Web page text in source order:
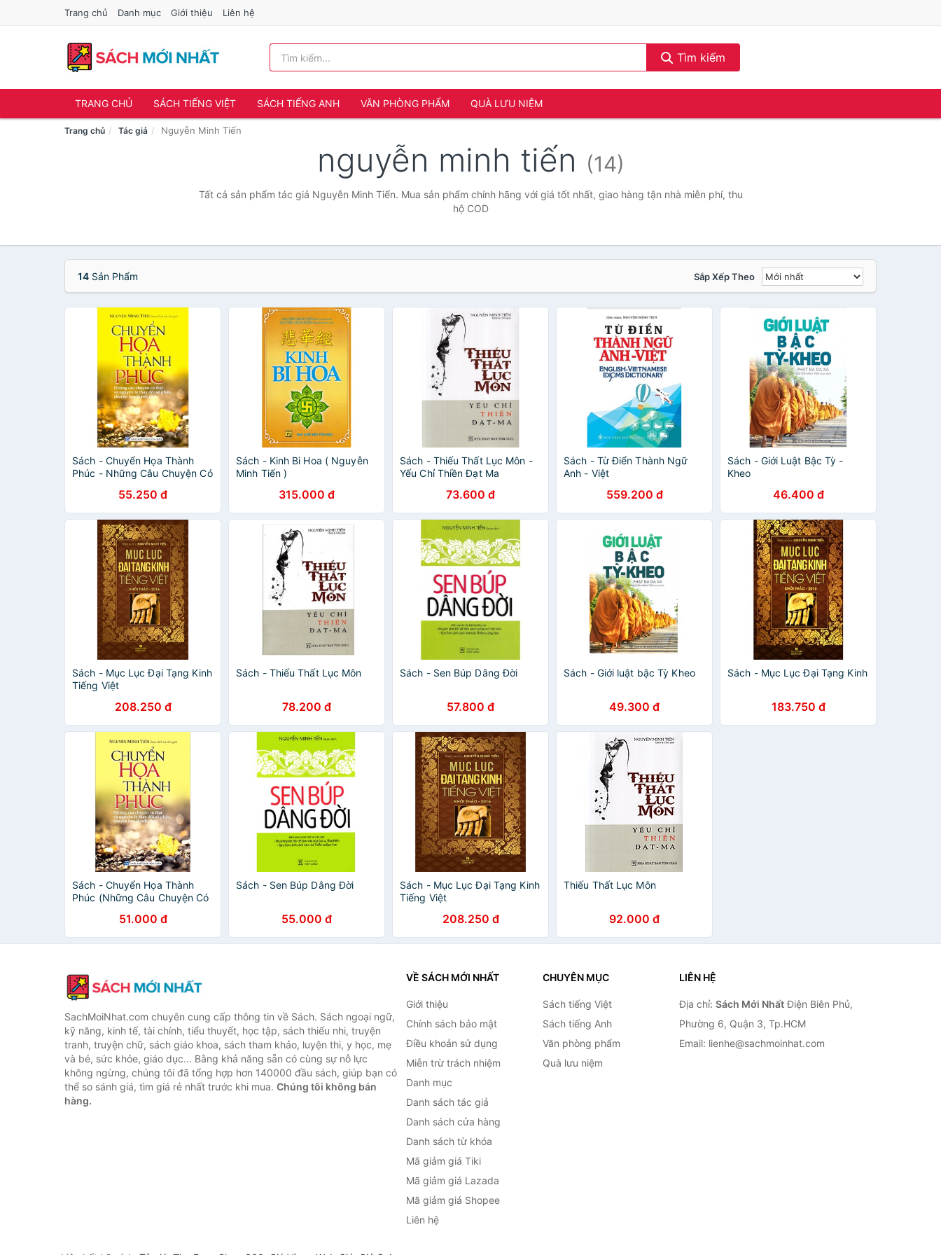
Trang chủ Danh mục Giới thiệu Liên hệ
Tìm kiếm
TRANG CHỦ SÁCH TIẾNG VIỆT SÁCH TIẾNG ANH VĂN PHÒNG PHẨM QUÀ LƯU NIỆM
Trang chủ Tác giả Nguyễn Minh Tiến
nguyễn minh tiến (14)
Tất cả sản phẩm tác giả Nguyễn Minh Tiến. Mua sản phẩm chính hãng với giá tốt nhất, giao hàng tận nhà miễn phí, thu
hộ COD
14 Sản Phẩm Sắp Xếp Theo
Sách - Chuyển Họa Thành
Phúc - Những Câu Chuyện Có
Số Phận, Chuyển Họa Thành
Phúc
55.250 đ
Sách - Kinh Bi Hoa ( Nguyễn
Minh Tiến )
315.000 đ
Sách - Thiếu Thất Lục Môn -
Yếu Chỉ Thiền Đạt Ma
73.600 đ
Sách - Từ Điển Thành Ngữ
Anh - Việt
559.200 đ
Sách - Giới Luật Bậc Tỳ -
Kheo
46.400 đ
Sách - Mục Lục Đại Tạng Kinh
Tiếng Việt​
208.250 đ
Sách - Thiếu Thất Lục Môn
78.200 đ
Sách - Sen Búp Dâng Đời
57.800 đ
Sách - Giới luật bậc Tỳ Kheo
49.300 đ
Sách - Mục Lục Đại Tạng Kinh
183.750 đ
Sách - Chuyển Họa Thành
Phúc (Những Câu Chuyện Có
Số Phận, Chuyển Họa Thành
Phúc)
51.000 đ
Sách - Sen Búp Dâng Đời
55.000 đ
Sách - Mục Lục Đại Tạng Kinh
Tiếng Việt
208.250 đ
Thiếu Thất Lục Môn
92.000 đ
SachMoiNhat.com chuyên cung cấp thông tin về Sách. Sách ngoại ngữ,
kỹ năng, kinh tế, tài chính, tiểu thuyết, học tập, sách thiếu nhi, truyện
tranh, truyện chữ, sách giáo khoa, sách tham khảo, luyện thi, y học, mẹ
và bé, sức khỏe, giáo dục... Bằng khả năng sẵn có cùng sự nỗ lực
không ngừng, chúng tôi đã tổng hợp hơn 140000 đầu sách, giúp bạn có
thể so sánh giá, tìm giá rẻ nhất trước khi mua. Chúng tôi không bán
hàng.
VỀ SÁCH MỚI NHẤT
Giới thiệu
Chính sách bảo mật
Điều khoản sử dụng
Miễn trừ trách nhiệm
Danh mục
Danh sách tác giả
Danh sách cửa hàng
Danh sách từ khóa
Mã giảm giá Tiki
Mã giảm giá Lazada
Mã giảm giá Shopee
Liên hệ
CHUYÊN MỤC
Sách tiếng Việt
Sách tiếng Anh
Văn phòng phẩm
Quà lưu niệm
LIÊN HỆ
Địa chỉ: Sách Mới NhấtĐiện Biên Phủ,
Phường 6, Quận 3, Tp.HCM
Email: lienhe@sachmoinhat.com